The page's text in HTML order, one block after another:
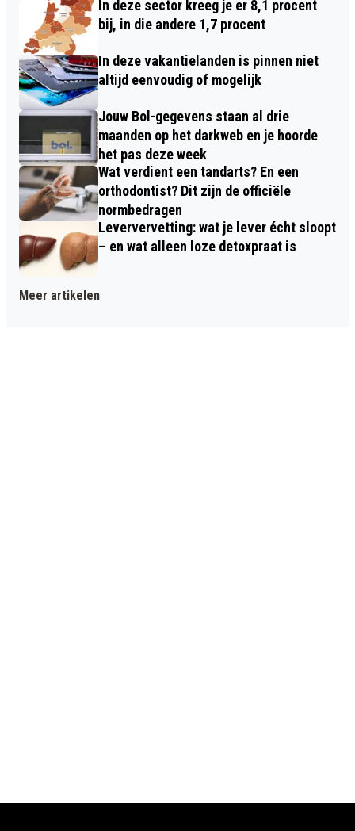
In deze sector kreeg je er 8,1 procent
bij, in die andere 1,7 procent
In deze vakantielanden is pinnen niet
altijd eenvoudig of mogelijk
Jouw Bol-gegevens staan al drie
maanden op het darkweb en je hoorde
het pas deze week
Wat verdient een tandarts? En een
orthodontist? Dit zijn de officiële
normbedragen
Leververvetting: wat je lever écht sloopt
– en wat alleen loze detoxpraat is
Meer artikelen